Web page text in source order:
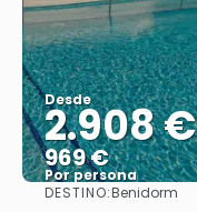
Desde
2.908 €
969 €
Por persona
DESTINO:Benidorm